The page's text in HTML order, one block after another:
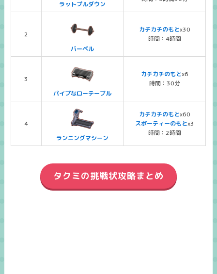
ラットプルダウン
2
バーベル
カチカチのもとx30
時間：4時間
3
パイプなローテーブル
カチカチのもとx6
時間：30分
4
ランニングマシーン
カチカチのもとx60
スポーティーのもとx3
時間：2時間
タクミの挑戦状攻略まとめ